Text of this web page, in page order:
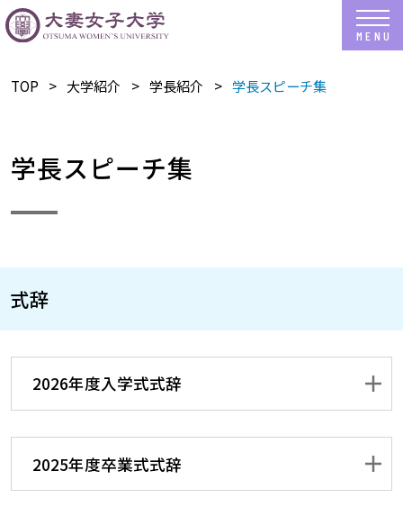
TOP ​大学紹介 学長紹介 学長スピーチ集
学長スピーチ集
式辞
2026年度入学式式辞
2025年度卒業式式辞